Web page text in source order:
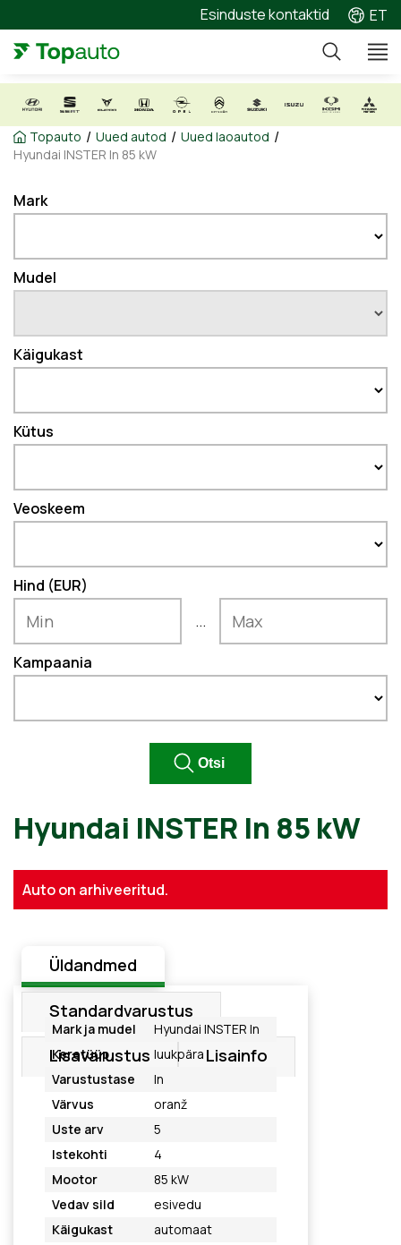
Esinduste kontaktid ET
Topauto / Uued autod / Uued laoautod /
Hyundai INSTER In 85 kW
Mark
Mudel
Käigukast
Kütus
Veoskeem
Hind (EUR)
...
Kampaania
Hyundai INSTER In 85 kW
Auto on arhiveeritud.
Üldandmed
Standardvarustus
Lisavarustus Lisainfo
Mark ja mudel
Hyundai INSTER In
Keretüüp
luukpära
Varustustase
In
Värvus
oranž
Uste arv
5
Istekohti
4
Mootor
85 kW
Vedav sild
esivedu
Käigukast
automaat